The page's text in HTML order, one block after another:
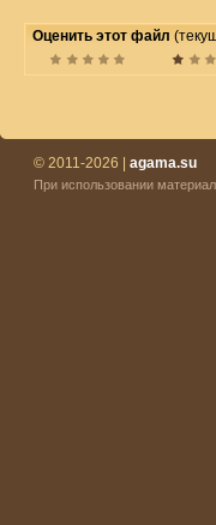
Оценить этот файл
© 2011-2026 | agama.su
При использовании